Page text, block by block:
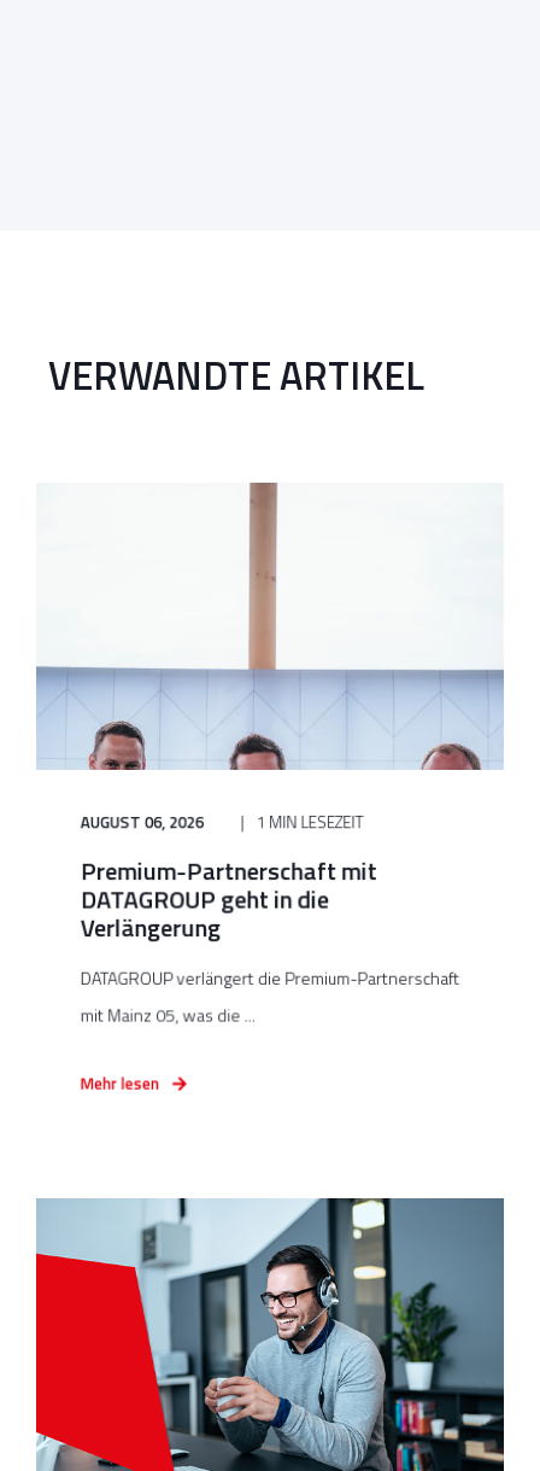
VERWANDTE ARTIKEL
AUGUST 06, 2026 1 MIN LESEZEIT
Premium-Partnerschaft mit
DATAGROUP geht in die
Verlängerung
DATAGROUP verlängert die Premium-Partnerschaft
mit Mainz 05, was die ...
Mehr lesen